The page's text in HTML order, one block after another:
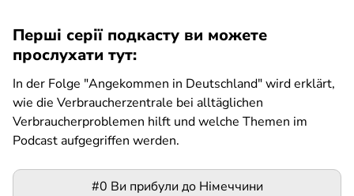
Перші серії подкасту ви можете
прослухати тут:
In der Folge "Angekommen in Deutschland" wird erklärt,
wie die Verbraucherzentrale bei alltäglichen
Verbraucherproblemen hilft und welche Themen im
Podcast aufgegriffen werden.
Podigee-
#0 Ви прибули до Німеччини